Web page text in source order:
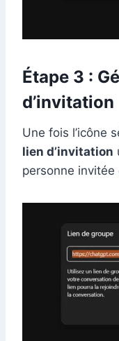
Étape 3 :
d’invitation
Une fois l’icône
lien d’invitation
personne invitée